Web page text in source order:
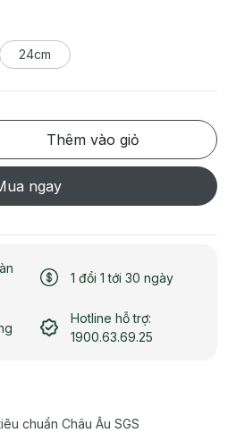
24cm
Thêm vào giỏ
ngay
1 đổi 1 tới 30 ngày
Hotline hỗ trợ:
1900.63.69.25
chuẩn Châu Âu SGS